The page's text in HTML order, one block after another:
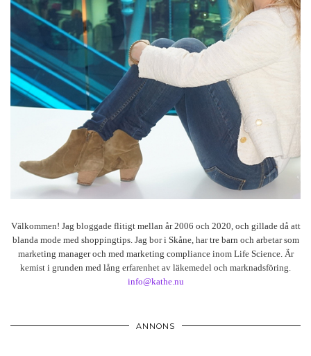
Välkommen! Jag bloggade flitigt mellan år 2006 och 2020, och gillade då att
blanda mode med shoppingtips. Jag bor i Skåne, har tre barn och arbetar som
marketing manager och med marketing compliance inom Life Science. Är
kemist i grunden med lång erfarenhet av läkemedel och marknadsföring.
info@kathe.nu
ANNONS